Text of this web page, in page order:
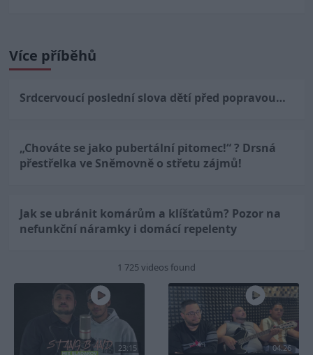
Více příběhů
Srdcervoucí poslední slova dětí před popravou…
„Chováte se jako pubertální pitomec!“ ? Drsná
přestřelka ve Sněmovně o střetu zájmů!
Jak se ubránit komárům a klíšťatům? Pozor na
nefunkční náramky i domácí repelenty
1 725 videos found
23:15 04:26